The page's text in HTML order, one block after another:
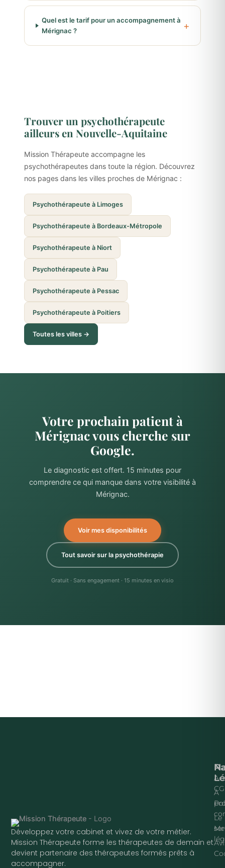
Quel est le tarif pour un accompagnement à
Mérignac ?
Trouver un psychothérapeute
ailleurs en Nouvelle-Aquitaine
Mission Thérapeute accompagne les
psychothérapeutes dans toute la région. Découvrez
nos pages dans les villes proches de Mérignac :
Psychothérapeute à Limoges
Psychothérapeute à Bordeaux-Métropole
Psychothérapeute à Niort
Psychothérapeute à Pau
Psychothérapeute à Pessac
Psychothérapeute à Poitiers
Toutes les villes →
Votre prochain patient à
Mérignac vous cherche sur
Google.
Le diagnostic est offert. 15 minutes pour
comprendre ce qui manque dans votre visibilité à
Mérignac.
Voir mes disponibilités
Tout savoir sur la psychothérapie
Gratuit · Sans engagement · 15 minutes en visio
Développez votre cabinet et vivez de votre métier.
Mission Thérapeute forme les thérapeutes de demain et
devient partenaire des thérapeutes formés prêts à
accompagner.
À
Le